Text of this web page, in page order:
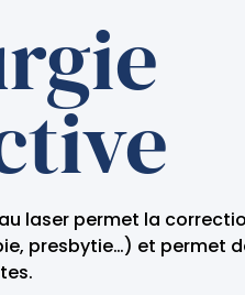
laser permet la
presbytie…) et permet